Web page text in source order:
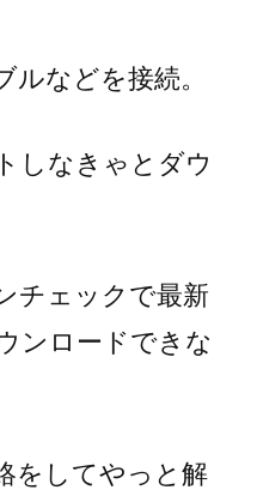
などを接続。
しなきゃとダウ
チェックで最新
ンロードできな
をしてやっと解